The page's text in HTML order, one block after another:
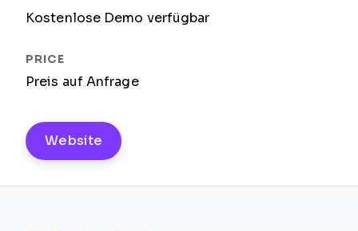
Kostenlose Demo verfügbar
Preis auf Anfrage
Website